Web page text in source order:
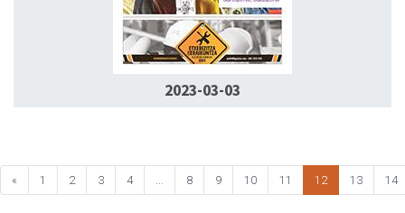
2023-03-03
« 1 2 3 4 ... 8 9 10 11 12 13 14